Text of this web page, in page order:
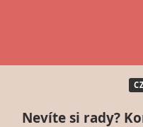
CZ
Nevíte si rady?